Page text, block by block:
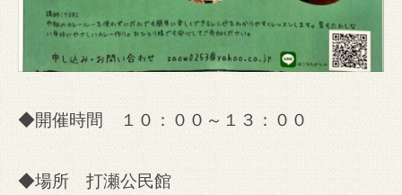
◆開催時間 １０：００～１３：００
◆場所 打瀬公民館